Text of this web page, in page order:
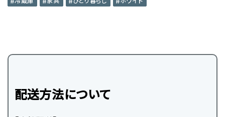
配送方法について